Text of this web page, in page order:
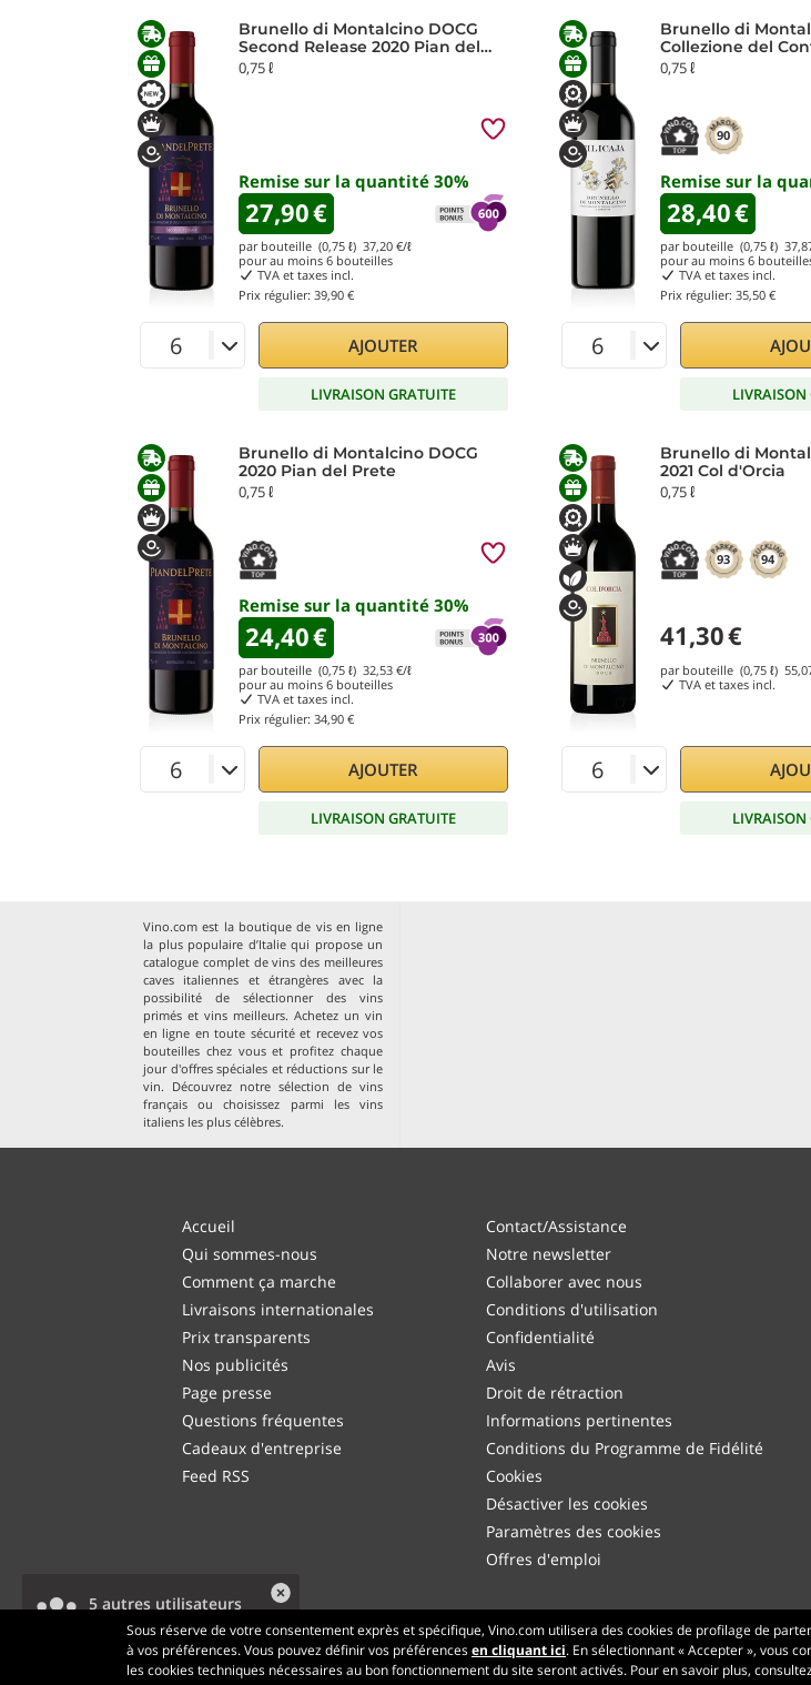
Brunello di Montalcino DOCG
Second Release 2020 Pian del
Prete
0,75 ℓ
Remise sur la quantité 30%
27,90€
par bouteille (0,75 ℓ) 37,20 €/ℓ
pour au moins 6 bouteilles
TVA et taxes incl.
Prix régulier: 39,90 €
AJOUTER
LIVRAISON GRATUITE
Brunello di
Collezione del
Filicaja
0,75 ℓ
90
Remise sur la
28,40€
par bouteille (0,75 ℓ)
pour au moins 6
TVA et taxes incl.
Prix régulier: 35,50 €
LIVRAISON
Brunello di Montalcino DOCG
2020 Pian del Prete
0,75 ℓ
Remise sur la quantité 30%
24,40€
par bouteille (0,75 ℓ) 32,53 €/ℓ
pour au moins 6 bouteilles
TVA et taxes incl.
Prix régulier: 34,90 €
AJOUTER
LIVRAISON GRATUITE
Brunello di
2021 Col d'Orcia
0,75 ℓ
93 94
41,30€
par bouteille (0,75 ℓ)
TVA et taxes incl.
LIVRAISON
5 autres utilisateurs
consultent ce produit.
Vino.com est la boutique de vis en ligne
la plus populaire d’Italie qui propose un
catalogue complet de vins des meilleures
caves italiennes et étrangères avec la
possibilité de sélectionner des vins
primés et vins meilleurs. Achetez un vin
en ligne en toute sécurité et recevez vos
bouteilles chez vous et profitez chaque
jour d'offres spéciales et réductions sur le
vin. Découvrez notre sélection devins
français ou choisissez parmi lesvins
italiens les plus célèbres.
Accueil
Qui sommes-nous
Comment ça marche
Livraisons internationales
Prix transparents
Nos publicités
Page presse
Questions fréquentes
Cadeaux d'entreprise
Feed RSS
Contact/Assistance
Notre newsletter
Collaborer avec nous
Conditions d'utilisation
Confidentialité
Avis
Droit de rétraction
Informations pertinentes
Conditions du Programme de Fidélité
Cookies
Désactiver les cookies
Paramètres des cookies
Offres d'emploi
Made with
in
Page traitée en 230
production-front-1Copyright © 2026
Sous réserve de votre consentement exprès et spécifique, Vino.com utilisera des cookies de profilage de
à vos préférences. Vous pouvez définir vos préférencesen cliquant ici. En sélectionnant « Accepter », vous
les cookies techniques nécessaires au bon fonctionnement du site seront activés. Pour en savoir plus,